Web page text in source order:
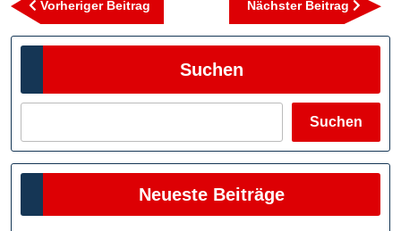
Vorheriger Beitrag
Beitrag
Nächster Beitrag
Suchen
Suchen
Neueste Beiträge